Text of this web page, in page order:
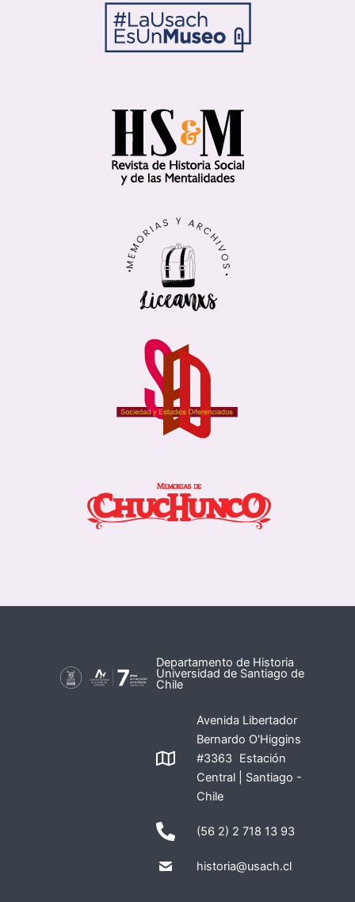
Departamento de Historia
Universidad de Santiago de
Chile
Avenida Libertador
Bernardo O'Higgins
#3363 Estación
Central | Santiago -
Chile
(56 2) 2 718 13 93
historia@usach.cl